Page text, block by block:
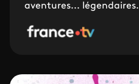
aventures... légendaires.